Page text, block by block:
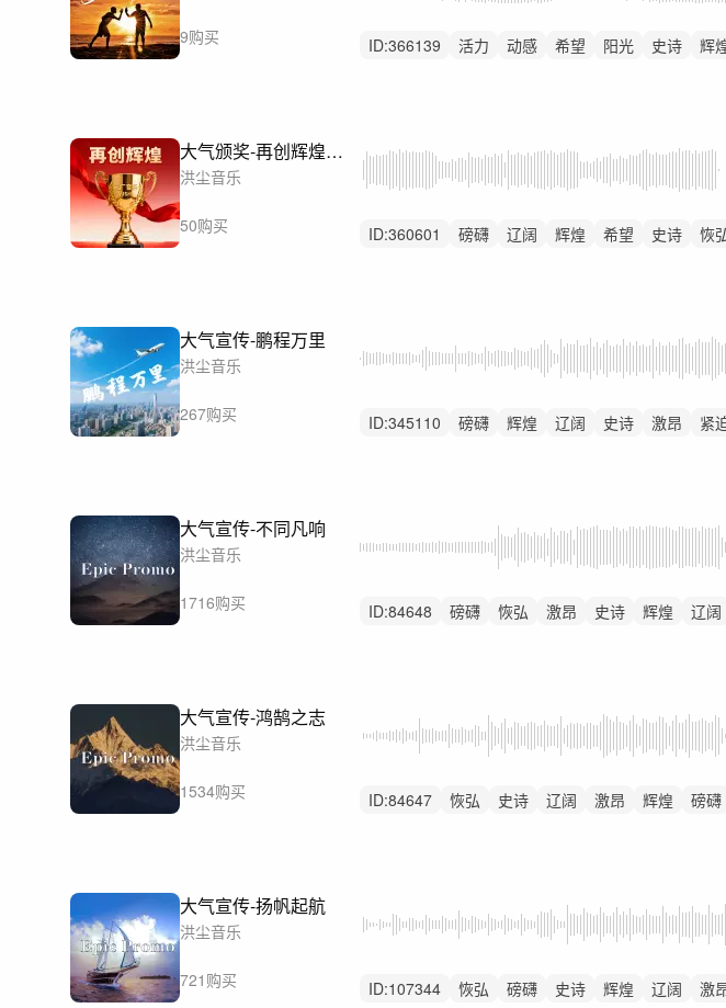
9购买 ID:366139 活力 动感 希望 阳光 史诗 辉
大气颁奖-再创辉煌（高潮版+渐进版+30秒快剪版）
洪尘音乐
50购买 ID:360601 磅礴 辽阔 辉煌 希望 史诗 恢
大气宣传-鹏程万里
洪尘音乐
267购买 ID:345110 磅礴 辉煌 辽阔 史诗 激昂 紧
大气宣传-不同凡响
洪尘音乐
1716购买 ID:84648 磅礴 恢弘 激昂 史诗 辉煌 辽阔
大气宣传-鸿鹄之志
洪尘音乐
1534购买 ID:84647 恢弘 史诗 辽阔 激昂 辉煌 磅礴
大气宣传-扬帆起航
洪尘音乐
721购买 ID:107344 恢弘 磅礴 史诗 辉煌 辽阔 激